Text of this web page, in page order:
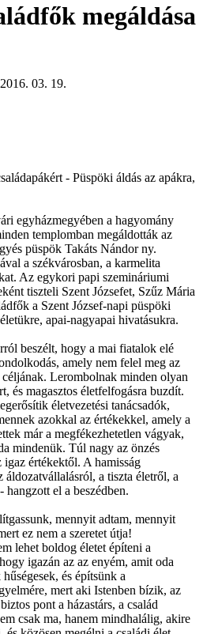
megáldása
03. 19.
- Püspöki áldás az apákra,
egyházmegyében a hagyomány
templomban megáldották az
püspök Takáts Nándor ny.
a székvárosban, a karmelita
Az egykori papi szemináriumi
tiszteli Szent Józsefet, Szűz Mária
a Szent József-napi püspöki
apai-nagyapai hivatásukra.
beszélt, hogy a mai fiatalok elé
amely nem felel meg az
Lerombolnak minden olyan
és magasztos életfelfogásra buzdít.
életvezetési tanácsadók,
azokkal az értékekkel, amely a
már a megfékezhetetlen vágyak,
mindenük. Túl nagy az önzés
értékektől. A hamisság
áldozatvállalásról, a tiszta életről, a
hangzott el a beszédben.
mennyit adtam, mennyit
ez nem a szeretet útja!
lehet boldog életet építeni a
igazán az az enyém, amit oda
és építsünk a
mert aki Istenben bízik, az
pont a házastárs, a család
csak ma, hanem mindhalálig, akire